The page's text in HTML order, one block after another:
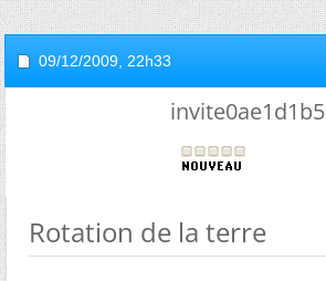
09/12/2009, 22h33
invite0ae1d1b5
Rotation de la terre